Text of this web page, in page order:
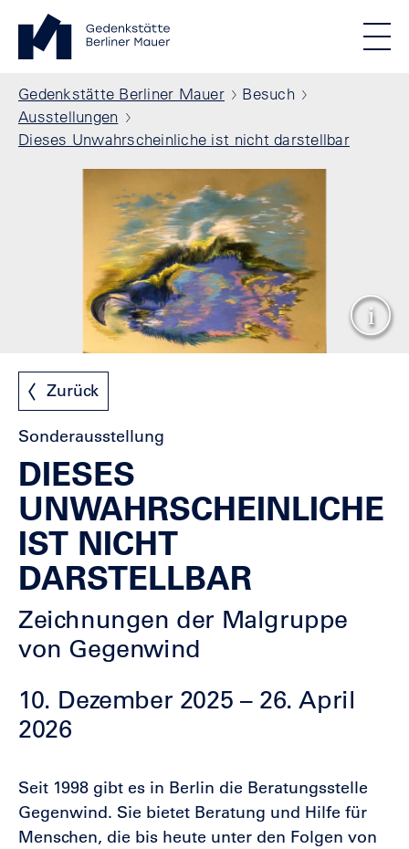
Direkt zum Inhalt
Standortmenu
Show locations
STIFTUNG BERLINER MAUER
Alle Standorte
Gedenkstätte Berliner Mauer Startseite
Pfadnavigation
Gedenkstätte Berliner Mauer
Besuch
Ausstellungen
Dieses Unwahrscheinliche ist nicht darstellbar
Zurück
Sonderausstellung
DIESES
UNWAHRSCHEINLICHE
IST NICHT
DARSTELLBAR
Zeichnungen der Malgruppe
von Gegenwind
10. Dezember 2025 – 26. April
2026
Seit 1998 gibt es in Berlin die Beratungsstelle
Gegenwind. Sie bietet Beratung und Hilfe für
Menschen, die bis heute unter den Folgen von